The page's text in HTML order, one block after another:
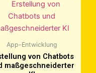
App-Entwicklung
von Chatbots
maßgeschneiderter